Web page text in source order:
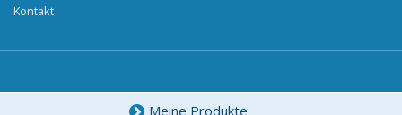
Kontakt
Meine Produkte